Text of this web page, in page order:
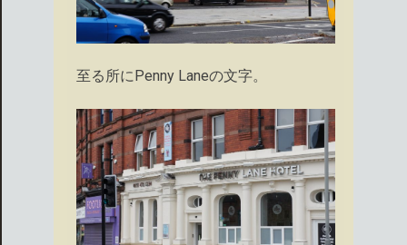
至る所にPenny Laneの文字。